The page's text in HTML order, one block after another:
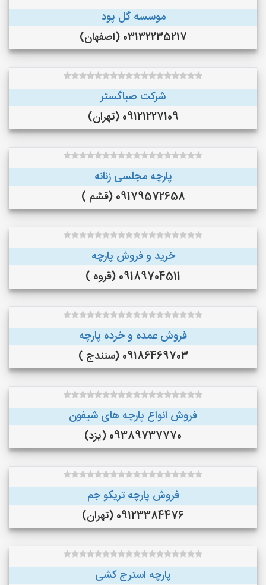
موسسه گل پود
03132235217 (اصفهان)
شرکت صباگستر
09121227109 (تهران)
پارچه مجلسی زنانه
09179572658 (قشم )
خرید و فروش پارچه
09189704511 (قروه )
فروش عمده و خرده پارچه
09186469703 (سنندج )
فروش انواع پارچه های شیفون
09389737770 (یزد)
فروش پارچه تریکو جم
09123384476 (تهران)
پارچه استرج کشی